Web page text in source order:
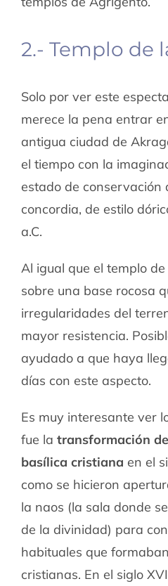
2.- Templo de
Solo por ver este
merece la pena entrar
antigua ciudad de
el tiempo con la
estado de conservación
concordia, de estilo
a.C.
Al igual que el templo
sobre una base rocosa
irregularidades del
mayor resistencia.
ayudado a que haya
días con este aspecto.
Es muy interesante ver
fue la transformación
basílica cristiana en el
como se hicieron
la naos (la sala donde
de la divinidad) para
habituales que
cristianas. En el siglo